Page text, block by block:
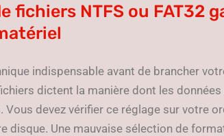
fichiers NTFS ou FAT32
indispensable avant de brancher
dictent la manière dont les
devez vérifier ce réglage sur votre
disque. Une mauvaise sélection de